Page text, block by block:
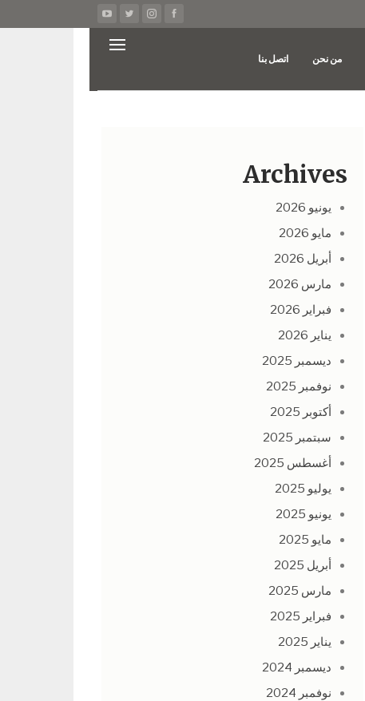
من نحن اتصل بنا
Archives
يونيو 2026
مايو 2026
أبريل 2026
مارس 2026
فبراير 2026
يناير 2026
ديسمبر 2025
نوفمبر 2025
أكتوبر 2025
سبتمبر 2025
أغسطس 2025
يوليو 2025
يونيو 2025
مايو 2025
أبريل 2025
مارس 2025
فبراير 2025
يناير 2025
ديسمبر 2024
نوفمبر 2024